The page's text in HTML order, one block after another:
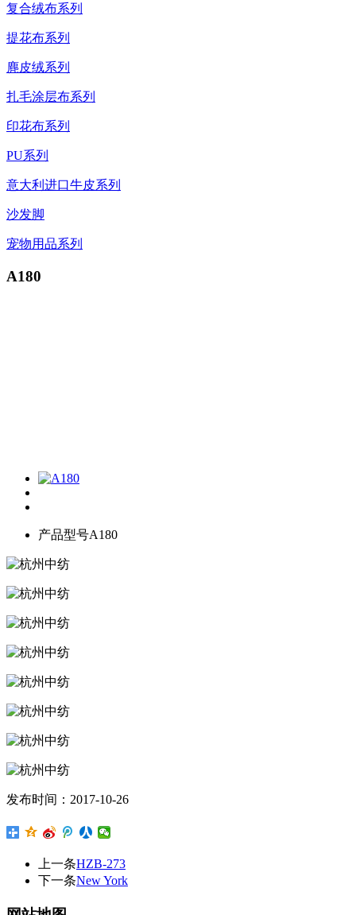
复合绒布系列
提花布系列
麂皮绒系列
扎毛涂层布系列
印花布系列
PU系列
意大利进口牛皮系列
沙发脚
宠物用品系列
A180
产品型号A180
发布时间：2017-10-26
上一条HZB-273
下一条New York